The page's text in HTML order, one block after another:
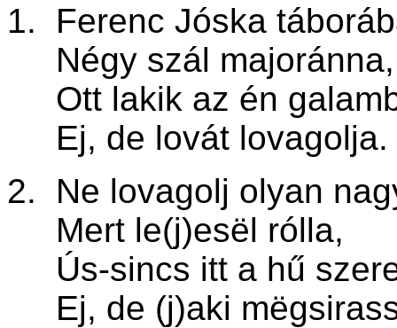
1. Ferenc Jóska
Négy szál majoránna,
Ott lakik az én
Ej, de lovát lovagolja.
2. Ne lovagolj olyan
Mert le(j)esël rólla,
Ús-sincs itt a hű
Ej, de (j)aki